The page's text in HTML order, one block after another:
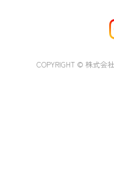
COPYRIGHT © 株式会